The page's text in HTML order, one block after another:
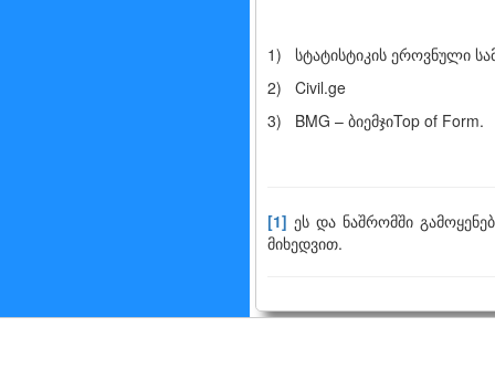
1) სტატისტიკის ეროვნული
2) Civil.ge
3) BMG – ბიემჯიTop of Form.
[1] ეს და ნაშრომში
მიხედვით.